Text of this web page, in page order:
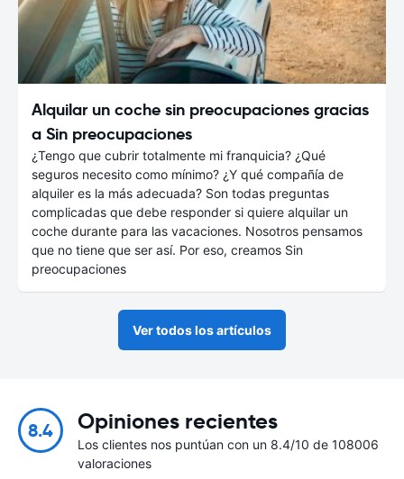
Alquilar un coche sin preocupaciones gracias
a Sin preocupaciones
¿Tengo que cubrir totalmente mi franquicia? ¿Qué
seguros necesito como mínimo? ¿Y qué compañía de
alquiler es la más adecuada? Son todas preguntas
complicadas que debe responder si quiere alquilar un
coche durante para las vacaciones. Nosotros pensamos
que no tiene que ser así. Por eso, creamos Sin
preocupaciones
Ver todos los artículos
8.4 Opiniones recientes
Los clientes nos puntúan con un 8.4/10 de 108006
valoraciones